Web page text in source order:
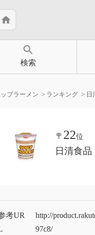
home
search
検索
ップラーメン ランキング 日
22位
日清食
考UR
http://
97c8/